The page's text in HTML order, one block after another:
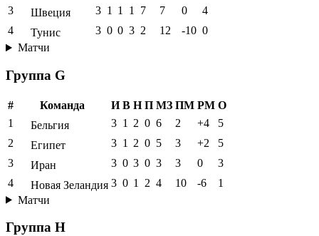
3
Швеция 3 1 1 1 7 7 0
4
4
Тунис 3 0 0 3 2 12 -10 0
Матчи
Группа G
# Команда И В Н П МЗ ПМ РМ О
1
Бельгия 3 1 2 0 6 2 +4
5
2
Египет 3 1 2 0 5 3 +2
5
3
Иран 3 0 3 0 3 3 0
3
4
Новая Зеландия 3 0 1 2 4 10 -6
1
Матчи
Группа H